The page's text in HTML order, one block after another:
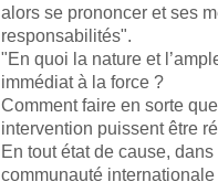
alors se prononcer et ses
responsabilités".
"En quoi la nature et
immédiat à la force ?
Comment faire en sorte
intervention puissent être
En tout état de cause,
communauté